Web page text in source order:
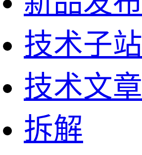
技术子站
技术文章
拆解